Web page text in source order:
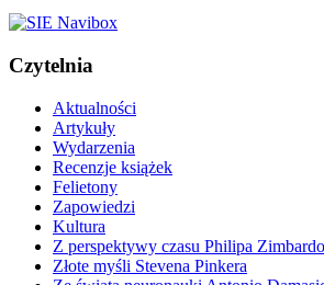
Czytelnia
Aktualności
Artykuły
Wydarzenia
Recenzje książek
Felietony
Zapowiedzi
Kultura
Z perspektywy czasu Philipa Zimbardo
Złote myśli Stevena Pinkera